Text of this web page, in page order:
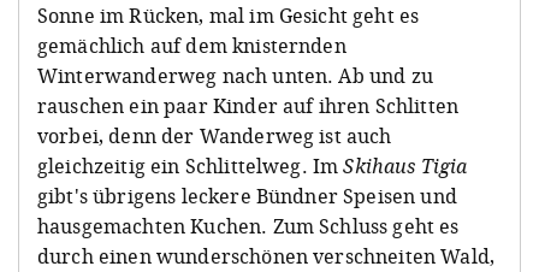
Sonne im Rücken, mal im Gesicht geht es
gemächlich auf dem knisternden
Winterwanderweg nach unten. Ab und zu
rauschen ein paar Kinder auf ihren Schlitten
vorbei, denn der Wanderweg ist auch
gleichzeitig ein Schlittelweg. ImSkihaus Tigia
gibt's übrigens leckere Bündner Speisen und
hausgemachten Kuchen. Zum Schluss geht es
durch einen wunderschönen verschneiten Wald,